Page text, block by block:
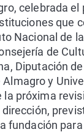
celebrada el
que
Nacional de
de
Diputación
y
la próxima
fundación